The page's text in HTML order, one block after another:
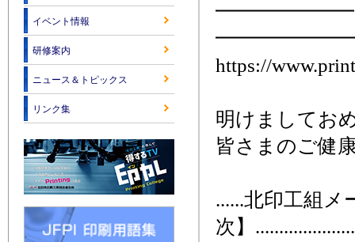
━━━━━━━
https://
明けましてお
皆さまのご健
......北印工組メ
次】
イベント情報
研修案内
ニュース＆トピックス
リンク集